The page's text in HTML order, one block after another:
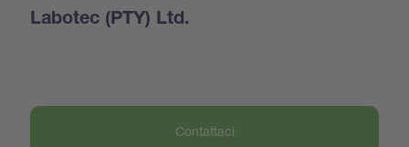
Labotec (PTY) Ltd.
Contattaci